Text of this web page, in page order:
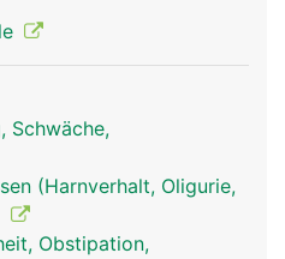
Schwäche,
(Harnverhalt, Oligurie,
Obstipation,